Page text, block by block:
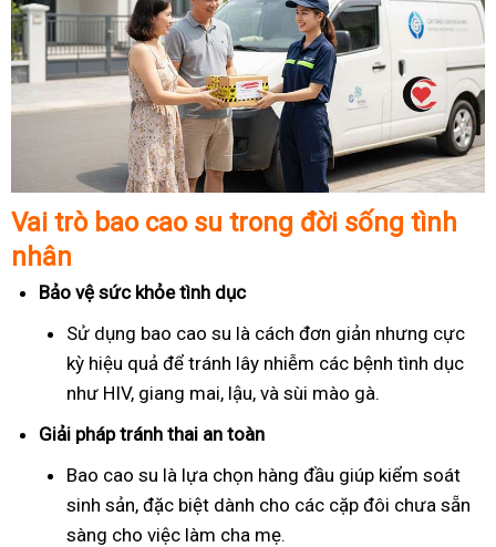
Vai trò bao cao su trong đời sống tình
nhân
Bảo vệ sức khỏe tình dục
Sử dụng bao cao su là cách đơn giản nhưng cực
kỳ hiệu quả để tránh lây nhiễm các bệnh tình dục
như HIV, giang mai, lậu, và sùi mào gà.
Giải pháp tránh thai an toàn
Bao cao su là lựa chọn hàng đầu giúp kiểm soát
sinh sản, đặc biệt dành cho các cặp đôi chưa sẵn
sàng cho việc làm cha mẹ.